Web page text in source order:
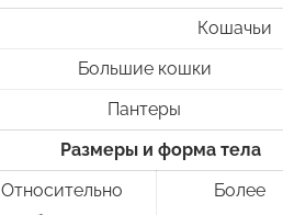
Кошачьи
Большие кошки
Пантеры
Размеры и форма тела
Относительно
Более